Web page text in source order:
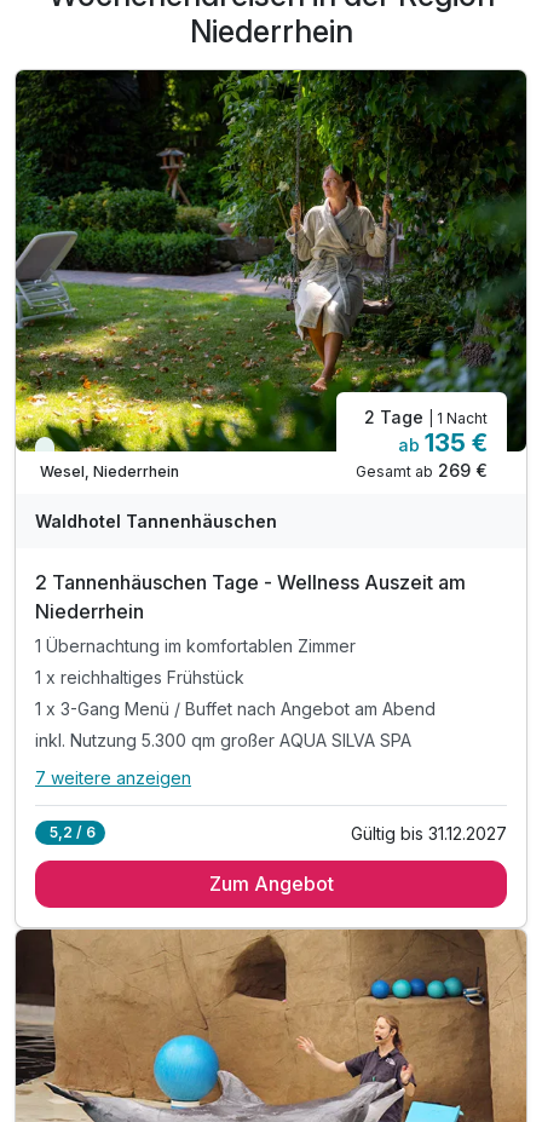
Niederrhein
Immer verfügbar
Wesel, Niederrhein
2 Tage | 1 Nacht
ab 135 €
Gesamt ab 269 €
Waldhotel Tannenhäuschen
2 Tannenhäuschen Tage - Wellness Auszeit am
Niederrhein
1 Übernachtung im komfortablen Zimmer
1 x reichhaltiges Frühstück
1 x 3-Gang Menü / Buffet nach Angebot am Abend
inkl. Nutzung 5.300 qm großer AQUA SILVA SPA
Alle Inklusivleistungen
1 x reichhaltiges Frühstück
inkl. Nutzung 5.300 qm großer AQUA SILVA SPA
inkl. SPA Nutzung bis 16:00 Uhr am Abreisetag
inkl. großzügiger Saunapark mit 7 Saunen
inkl. Süßwasser-Aktivpool
inkl. Außenpool
inkl. kuscheliger Leih-Bademantel
7 weitere anzeigen
5,2 / 6 Gültig bis 31.12.2027
Zum Angebot